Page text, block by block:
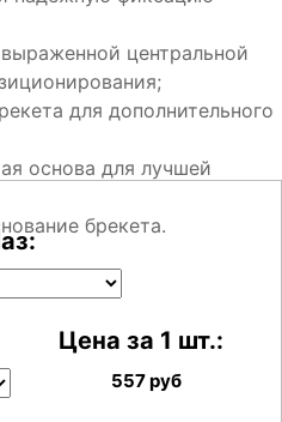
центральной
для дополнительного
основа для лучшей
брекета.
Цена за 1 шт.:
557руб